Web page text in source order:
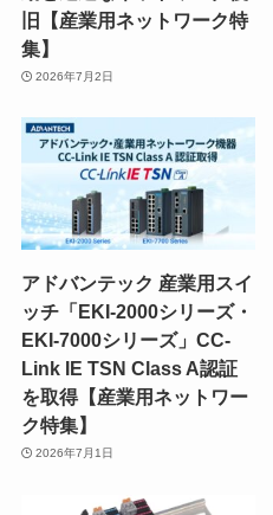
旧【産業用ネットワーク特
集】
2026年7月2日
アドバンテック 産業用スイ
ッチ「EKI-2000シリーズ・
EKI-7000シリーズ」CC-
Link IE TSN Class A認証
を取得【産業用ネットワー
ク特集】
2026年7月1日